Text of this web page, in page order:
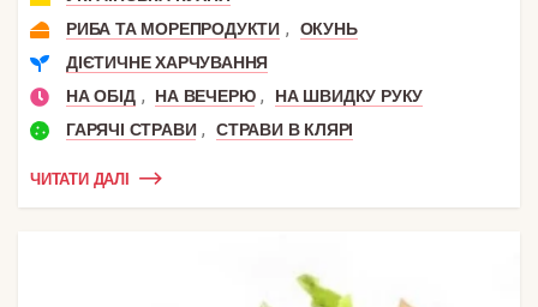
РИБА ТА МОРЕПРОДУКТИ ,
ОКУНЬ
ДІЄТИЧНЕ ХАРЧУВАННЯ
НА ОБІД , НА ВЕЧЕРЮ ,
НА ШВИДКУ РУКУ
ГАРЯЧІ СТРАВИ , СТРАВИ В КЛЯРІ
ЧИТАТИ ДАЛІ